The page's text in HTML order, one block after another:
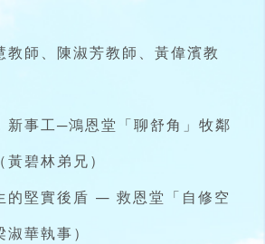
教師、陳淑芳教師、黃偉濱教
新事工─鴻恩堂「聊舒角」牧鄰
碧林弟兄）
的堅實後盾 — 救恩堂「自修空
華執事）